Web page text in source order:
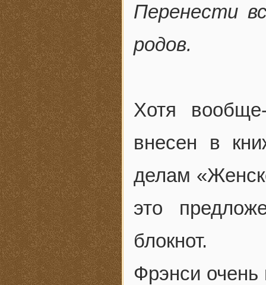
Перенести
родов.
Хотя
внесен в
делам
это
блокнот.
Фрэнси